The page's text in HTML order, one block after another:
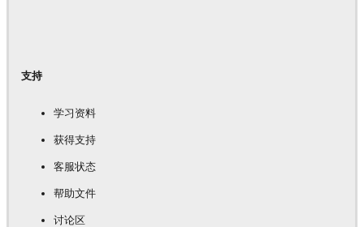
支持
学习资料
获得支持
客服状态
帮助文件
讨论区